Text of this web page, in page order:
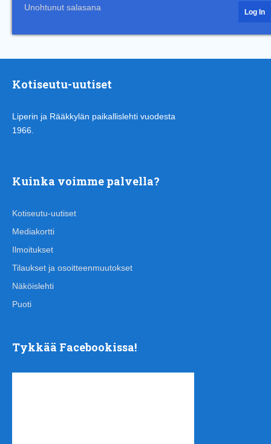
Unohtunut salasana
Kotiseutu-uutiset
Liperin ja Rääkkylän paikallislehti vuodesta
1966.
Kuinka voimme palvella?
Kotiseutu-uutiset
Mediakortti
Ilmoitukset
Tilaukset ja osoitteenmuutokset
Näköislehti
Puoti
Tykkää Facebookissa!